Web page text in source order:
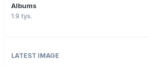
Albums
1.9 tys.
LATEST IMAGE